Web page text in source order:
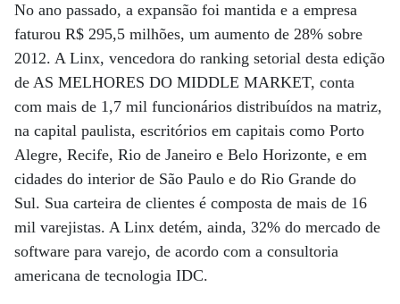
No ano passado, a expansão foi mantida e a empresa
faturou R$ 295,5 milhões, um aumento de 28% sobre
2012. A Linx, vencedora do ranking setorial desta edição
de AS MELHORES DO MIDDLE MARKET, conta
com mais de 1,7 mil funcionários distribuídos na matriz,
na capital paulista, escritórios em capitais como Porto
Alegre, Recife, Rio de Janeiro e Belo Horizonte, e em
cidades do interior de São Paulo e do Rio Grande do
Sul. Sua carteira de clientes é composta de mais de 16
mil varejistas. A Linx detém, ainda, 32% do mercado de
software para varejo, de acordo com a consultoria
americana de tecnologia IDC.